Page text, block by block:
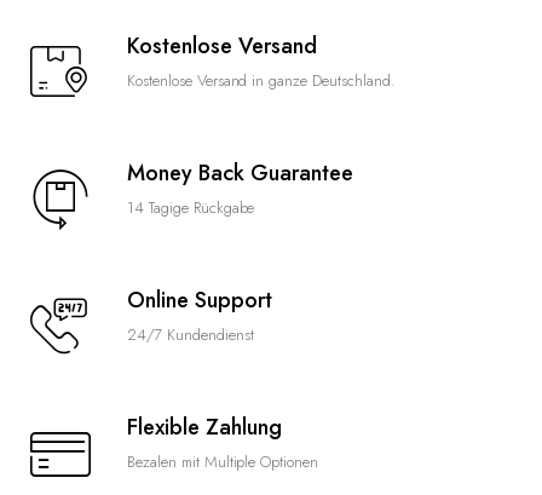
Kostenlose Versand
Kostenlose Versand in ganze Deutschland.
Money Back Guarantee
14 Tagige Rückgabe
Online Support
24/7 Kundendienst
Flexible Zahlung
Bezalen mit Multiple Optionen